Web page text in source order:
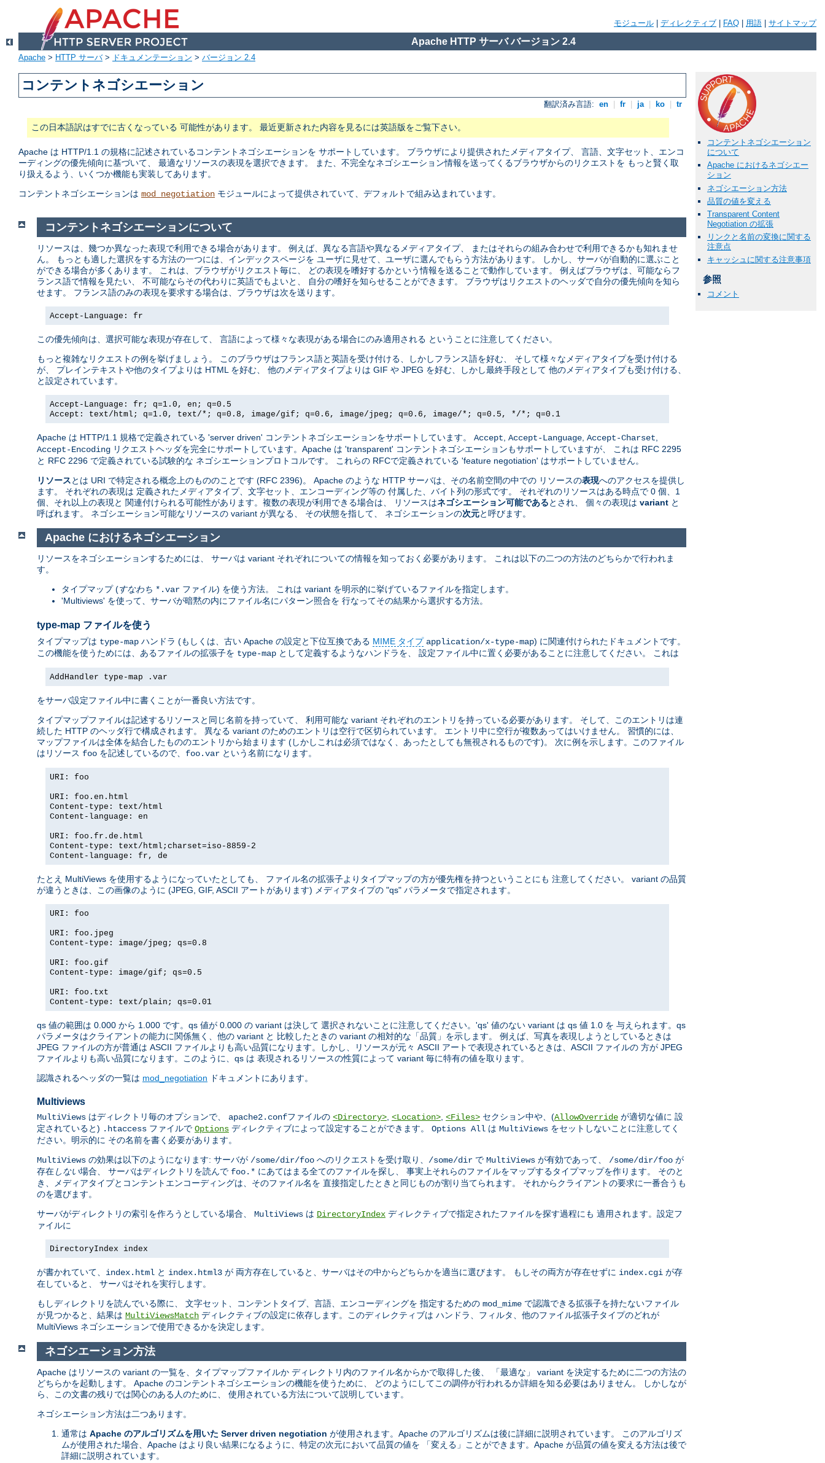
モジュール ディレクティブ FAQ 用語 サイトマップ
Apache HTTP サーバ バージョン 2.4
Apache > HTTP サーバ> ドキュメンテーション > バージョン 2.4
コンテントネゴシエーション
翻訳済み言語: en fr ja ko tr
この日本語訳はすでに古くなっている 可能性があります。 最近更新された内容を見るには英語版をご覧下さい。
Apache は HTTP/1.1 の規格に記述されているコンテントネゴシエーションを サポートしています。 ブラウザにより提供されたメディアタイプ、 言語、文字セット、エンコ
ーディングの優先傾向に基づいて、 最適なリソースの表現を選択できます。 また、不完全なネゴシエーション情報を送ってくるブラウザからのリクエストを もっと賢く取
り扱えるよう、いくつか機能も実装してあります。
コンテントネゴシエーションは mod_negotiation モジュールによって提供されていて、デフォルトで組み込まれています。
コンテントネゴシエーション
について
Apache におけるネゴシエー
ション
ネゴシエーション方法
品質の値を変える
Transparent Content
Negotiation の拡張
リンクと名前の変換に関する
注意点
キャッシュに関する注意事項
参照
コメント
コンテントネゴシエーションについて
リソースは、幾つか異なった表現で利用できる場合があります。 例えば、異なる言語や異なるメディアタイプ、 またはそれらの組み合わせで利用できるかも知れませ
ん。 もっとも適した選択をする方法の一つには、インデックスページを ユーザに見せて、ユーザに選んでもらう方法があります。 しかし、サーバが自動的に選ぶこと
ができる場合が多くあります。 これは、ブラウザがリクエスト毎に、 どの表現を嗜好するかという情報を送ることで動作しています。 例えばブラウザは、可能ならフ
ランス語で情報を見たい、 不可能ならその代わりに英語でもよいと、 自分の嗜好を知らせることができます。 ブラウザはリクエストのヘッダで自分の優先傾向を知ら
せます。 フランス語のみの表現を要求する場合は、ブラウザは次を送ります。
Accept-Language: fr
この優先傾向は、選択可能な表現が存在して、 言語によって様々な表現がある場合にのみ適用される ということに注意してください。
もっと複雑なリクエストの例を挙げましょう。 このブラウザはフランス語と英語を受け付ける、しかしフランス語を好む、 そして様々なメディアタイプを受け付ける
が、 プレインテキストや他のタイプよりは HTML を好む、 他のメディアタイプよりは GIF や JPEG を好む、しかし最終手段として 他のメディアタイプも受け付ける、
と設定されています。
Accept-Language: fr; q=1.0, en; q=0.5
Accept: text/html; q=1.0, text/*; q=0.8, image/gif; q=0.6, image/jpeg; q=0.6, image/*; q=0.5, */*; q=0.1
Apache は HTTP/1.1 規格で定義されている 'server driven' コンテントネゴシエーションをサポートしています。 Accept Accept-Language Accept-Charset
Accept-Encoding リクエストヘッダを完全にサポートしています。Apache は 'transparent' コンテントネゴシエーションもサポートしていますが、 これは RFC 2295
と RFC 2296 で定義されている試験的な ネゴシエーションプロトコルです。 これらの RFCで定義されている 'feature negotiation' はサポートしていません。
リソースとは URI で特定される概念上のもののことです (RFC 2396)。 Apache のような HTTP サーバは、その名前空間の中での リソースの表現へのアクセスを提供し
ます。 それぞれの表現は 定義されたメディアタイプ、文字セット、エンコーディング等の 付属した、バイト列の形式です。 それぞれのリソースはある時点で 0 個、1
個、それ以上の表現と 関連付けられる可能性があります。複数の表現が利用できる場合は、 リソースはネゴシエーション可能であるとされ、 個々の表現は variant と
呼ばれます。 ネゴシエーション可能なリソースの variant が異なる、 その状態を指して、 ネゴシエーションの次元と呼びます。
Apache におけるネゴシエーション
リソースをネゴシエーションするためには、 サーバは variant それぞれについての情報を知っておく必要があります。 これは以下の二つの方法のどちらかで行われま
す。
タイプマップ (すなわち *.var ファイル) を使う方法。 これは variant を明示的に挙げているファイルを指定します。
'Multiviews' を使って、サーバが暗黙の内にファイル名にパターン照合を 行なってその結果から選択する方法。
type-map ファイルを使う
タイプマップは type-map ハンドラ (もしくは、古い Apache の設定と下位互換である MIME タイプ application/x-type-map) に関連付けられたドキュメントです。
この機能を使うためには、あるファイルの拡張子を type-map として定義するようなハンドラを、 設定ファイル中に置く必要があることに注意してください。 これは
AddHandler type-map .var
をサーバ設定ファイル中に書くことが一番良い方法です。
タイプマップファイルは記述するリソースと同じ名前を持っていて、 利用可能な variant それぞれのエントリを持っている必要があります。 そして、このエントリは連
続した HTTP のヘッダ行で構成されます。 異なる variant のためのエントリは空行で区切られています。 エントリ中に空行が複数あってはいけません。 習慣的には、
マップファイルは全体を結合したもののエントリから始まります (しかしこれは必須ではなく、あったとしても無視されるものです)。 次に例を示します。このファイル
はリソース foo を記述しているので、 foo.var という名前になります。
URI: foo
URI: foo.en.html
Content-type: text/html
Content-language: en
URI: foo.fr.de.html
Content-type: text/html;charset=iso-8859-2
Content-language: fr, de
たとえ MultiViews を使用するようになっていたとしても、 ファイル名の拡張子よりタイプマップの方が優先権を持つということにも 注意してください。 variant の品質
が違うときは、この画像のように (JPEG, GIF, ASCII アートがあります) メディアタイプの "qs" パラメータで指定されます。
URI: foo
URI: foo.jpeg
Content-type: image/jpeg; qs=0.8
URI: foo.gif
Content-type: image/gif; qs=0.5
URI: foo.txt
Content-type: text/plain; qs=0.01
qs 値の範囲は 0.000 から 1.000 です。qs 値が 0.000 の variant は決して 選択されないことに注意してください。'qs' 値のない variant は qs 値 1.0 を 与えられます。qs
パラメータはクライアントの能力に関係無く、他の variant と 比較したときの variant の相対的な「品質」を示します。 例えば、写真を表現しようとしているときは
JPEG ファイルの方が普通は ASCII ファイルよりも高い品質になります。しかし、リソースが元々 ASCII アートで表現されているときは、ASCII ファイルの 方が JPEG
ファイルよりも高い品質になります。このように、qs は 表現されるリソースの性質によって variant 毎に特有の値を取ります。
認識されるヘッダの一覧は mod_negotiation ドキュメントにあります。
Multiviews
MultiViews はディレクトリ毎のオプションで、 apache2.confファイルの <Directory>, <Location>, <Files> セクション中や、(AllowOverride が適切な値に 設
定されていると) .htaccess ファイルで Options ディレクティブによって設定することができます。 Options All は MultiViews をセットしないことに注意してく
ださい。明示的に その名前を書く必要があります。
MultiViews の効果は以下のようになります: サーバが /some/dir/foo へのリクエストを受け取り、 /some/dir で MultiViews が有効であって、 /some/dir/foo が
存在しない場合、 サーバはディレクトリを読んで foo.* にあてはまる全てのファイルを探し、 事実上それらのファイルをマップするタイプマップを作ります。 そのと
き、メディアタイプとコンテントエンコーディングは、そのファイル名を 直接指定したときと同じものが割り当てられます。 それからクライアントの要求に一番合うも
のを選びます。
サーバがディレクトリの索引を作ろうとしている場合、 MultiViews は DirectoryIndex ディレクティブで指定されたファイルを探す過程にも 適用されます。設定フ
ァイルに
DirectoryIndex index
が書かれていて、 index.html と index.html3 が 両方存在していると、サーバはその中からどちらかを適当に選びます。 もしその両方が存在せずに index.cgi が存
在していると、 サーバはそれを実行します。
もしディレクトリを読んでいる際に、 文字セット、コンテントタイプ、言語、エンコーディングを 指定するための mod_mime で認識できる拡張子を持たないファイル
が見つかると、結果は MultiViewsMatch ディレクティブの設定に依存します。このディレクティブは ハンドラ、フィルタ、他のファイル拡張子タイプのどれが
MultiViews ネゴシエーションで使用できるかを決定します。
ネゴシエーション方法
Apache はリソースの variant の一覧を、タイプマップファイルか ディレクトリ内のファイル名からかで取得した後、 「最適な」 variant を決定するために二つの方法の
どちらかを起動します。 Apache のコンテントネゴシエーションの機能を使うために、 どのようにしてこの調停が行われるか詳細を知る必要はありません。 しかしなが
ら、この文書の残りでは関心のある人のために、 使用されている方法について説明しています。
ネゴシエーション方法は二つあります。
通常は Apache のアルゴリズムを用いた Server driven negotiation が使用されます。Apache のアルゴリズムは後に詳細に説明されています。 このアルゴリズ
ムが使用された場合、Apache はより良い結果になるように、特定の次元において品質の値を 「変える」ことができます。Apache が品質の値を変える方法は後で
詳細に説明されています。